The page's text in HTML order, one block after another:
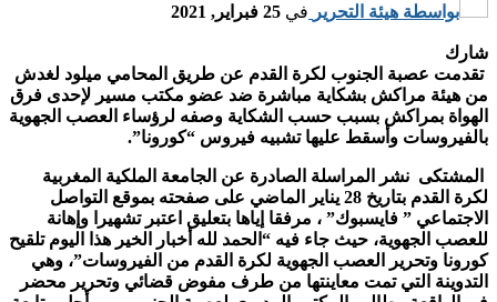
بواسطة هيئة التحرير في 25 فبراير, 2021
شارك
تقدمت عصبة الجنوب لكرة القدم عن طريق المحامي ميلود لغدش
من هيئة مراكش بشكاية مباشرة ضد عضو مكتب مسير لإحدى فرق
الهواة بمراكش بسبب حسب الشكاية وصفه لرؤساء العصب الجهوية
بالفيروسات وأسقط عليها تشبيه فيروس “كورونا”.
المشتكى نشر المراسلة الصادرة عن الجامعة الملكية المغربية
لكرة القدم بتاريخ 28 يناير الماضي على صفحته بموقع التواصل
الاجتماعي ” فايسبوك” ، مرفقا إياها بتعليق اعتبر تشهيرا وإهانة
للعصب الجهوية، حيث جاء فيه “الحمد لله أخبار الخير هذا اليوم تلقيح
كورونا وتحرير العصب الجهوية لكرة القدم من الفيروسات”، وهي
التدوينة التي تمت معاينتها من طرف مفوض قضائي وتحرير محضر